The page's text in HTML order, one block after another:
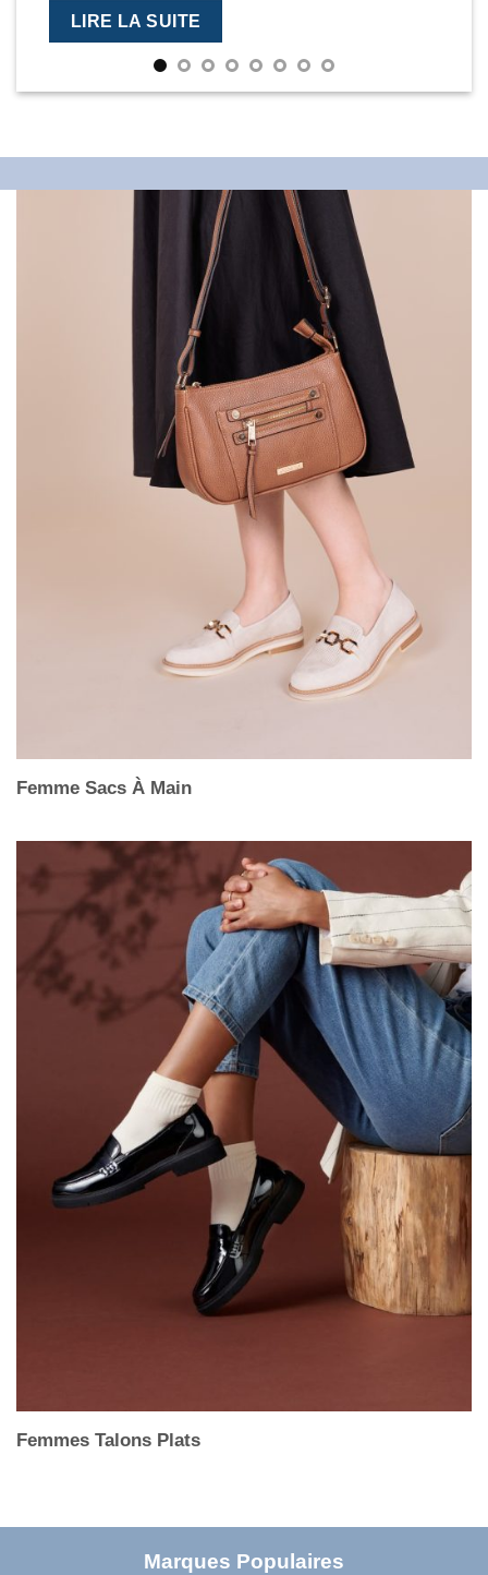
LIRE LA SUITE
Femme Sacs À Main
Femmes Talons Plats
Marques Populaires